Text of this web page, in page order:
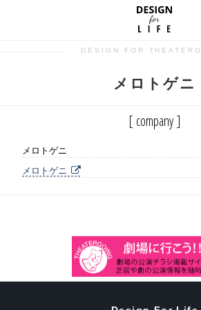
DESIGN FOR
メロトゲニ
[ company ]
メロトゲニ
メロトゲニ